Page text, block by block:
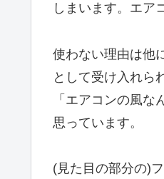
しまいます。エア
使わない理由は他
として受け入れら
「エアコンの風
思っています。
(見た目の部分の)